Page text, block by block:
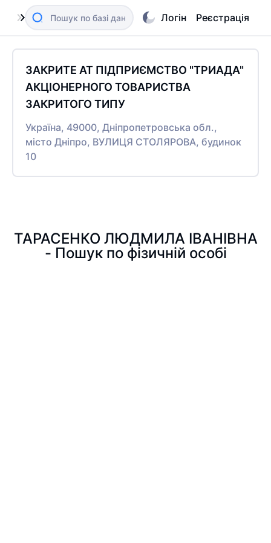
Логін Реєстрація
ЗАКРИТЕ АТ ПІДПРИЄМСТВО "ТРИАДА"
АКЦІОНЕРНОГО ТОВАРИСТВА
ЗАКРИТОГО ТИПУ
Україна, 49000, Дніпропетровська обл.,
місто Дніпро, ВУЛИЦЯ СТОЛЯРОВА, будинок
10
ТАРАСЕНКО ЛЮДМИЛА ІВАНІВНА
- Пошук по фізичній особі